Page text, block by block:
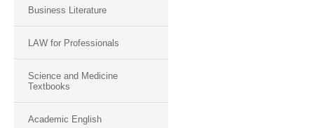
Business Literature
LAW for Professionals
Science and Medicine
Textbooks
Academic English